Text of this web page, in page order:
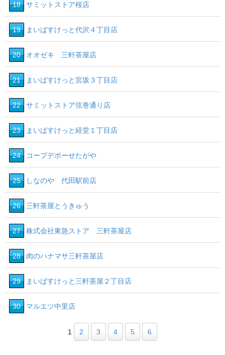
18 サミットストア桜店
19 まいばすけっと代沢４丁目店
20 オオゼキ 三軒茶屋店
21 まいばすけっと宮坂３丁目店
22 サミットストア弦巻通り店
23 まいばすけっと経堂１丁目店
24 コープデポーせたがや
25 しなのや 代田駅前店
26 三軒茶屋とうきゅう
27 株式会社東急ストア 三軒茶屋店
28 肉のハナマサ三軒茶屋店
29 まいばすけっと三軒茶屋２丁目店
30 マルエツ中里店
1 2 3 4 5 6